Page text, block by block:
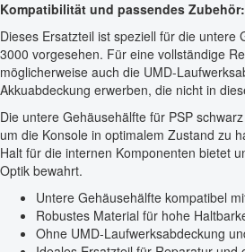
Kompatibilität und passendes Zubehör:
Dieses Ersatzteil ist speziell für die untere
3000 vorgesehen. Für eine vollständige
möglicherweise auch die UMD-
Akkuabdeckung erwerben, die nicht in
Die untere Gehäusehälfte für PSP
um die Konsole in optimalem Zustand zu
Halt für die internen Komponenten bietet
Optik bewahrt.
Untere Gehäusehälfte kompatibel
Robustes Material für hohe
Ohne UMD-Laufwerksabdeckung